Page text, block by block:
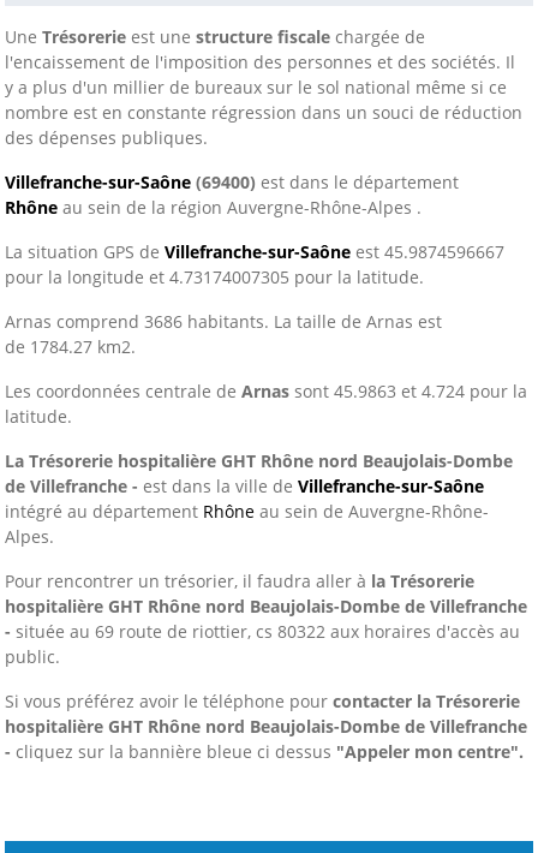
Une Trésorerie est une structure fiscale chargée de
l'encaissement de l'imposition des personnes et des sociétés. Il
y a plus d'un millier de bureaux sur le sol national même si ce
nombre est en constante régression dans un souci de réduction
des dépenses publiques.
Villefranche-sur-Saône (69400) est dans le département
Rhône au sein de la région Auvergne-Rhône-Alpes .
La situation GPS de Villefranche-sur-Saône est 45.9874596667
pour la longitude et 4.73174007305 pour la latitude.
Arnas comprend 3686 habitants. La taille de Arnas est
de 1784.27 km2.
Les coordonnées centrale de Arnas sont 45.9863 et 4.724 pour la
latitude.
La Trésorerie hospitalière GHT Rhône nord Beaujolais-Dombe
de Villefranche - est dans la ville de Villefranche-sur-Saône
intégré au département Rhône au sein de Auvergne-Rhône-
Alpes.
Pour rencontrer un trésorier, il faudra aller à la Trésorerie
hospitalière GHT Rhône nord Beaujolais-Dombe de Villefranche
- située au 69 route de riottier, cs 80322 aux horaires d'accès au
public.
Si vous préférez avoir le téléphone pour contacter la Trésorerie
hospitalière GHT Rhône nord Beaujolais-Dombe de Villefranche
- cliquez sur la bannière bleue ci dessus "Appeler mon centre".